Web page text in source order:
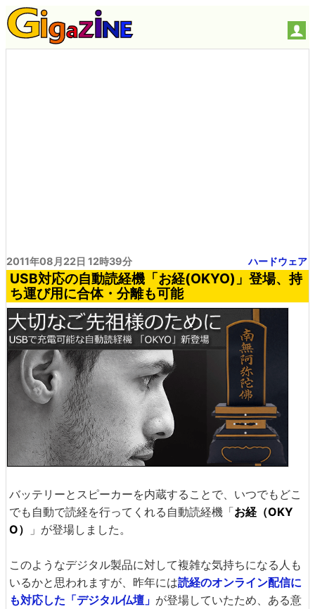
2011年08月22日 12時39分 ハードウェア
USB対応の自動読経機「お経(OKYO)」登場、持
ち運び用に合体・分離も可能
バッテリーとスピーカーを内蔵することで、いつでもどこ
でも自動で読経を行ってくれる自動読経機「お経（OKY
O）
」が登場しました。
このようなデジタル製品に対して複雑な気持ちになる人も
いるかと思われますが、昨年には読経のオンライン配信に
も対応した「デジタル仏壇」 が登場していたため、ある意